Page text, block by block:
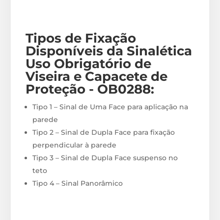
Tipos de Fixação
Disponíveis da Sinalética
Uso Obrigatório de
Viseira e Capacete de
Proteção - OB0288:
Tipo 1 – Sinal de Uma Face para aplicação na
parede
Tipo 2 – Sinal de Dupla Face para fixação
perpendicular à parede
Tipo 3 – Sinal de Dupla Face suspenso no
teto
Tipo 4 – Sinal Panorâmico